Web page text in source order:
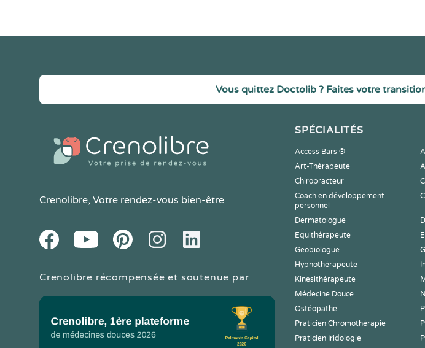
Vous quittez Doctolib ? Faites votre
Crenolibre, Votre rendez-vous bien-être
FacebookYoutube PinteresetInstagramLinkedIn
Crenolibre récompensée et soutenue par
SPÉCIALITÉS
Access Bars ®
Art-Thérapeute
Chiropracteur
Coach en développement
personnel
Dermatologue
Equithérapeute
Geobiologue
Hypnothérapeute
Kinesithérapeute
Médecine Douce
Ostéopathe
Praticien Chromothérapie
Praticien Iridologie